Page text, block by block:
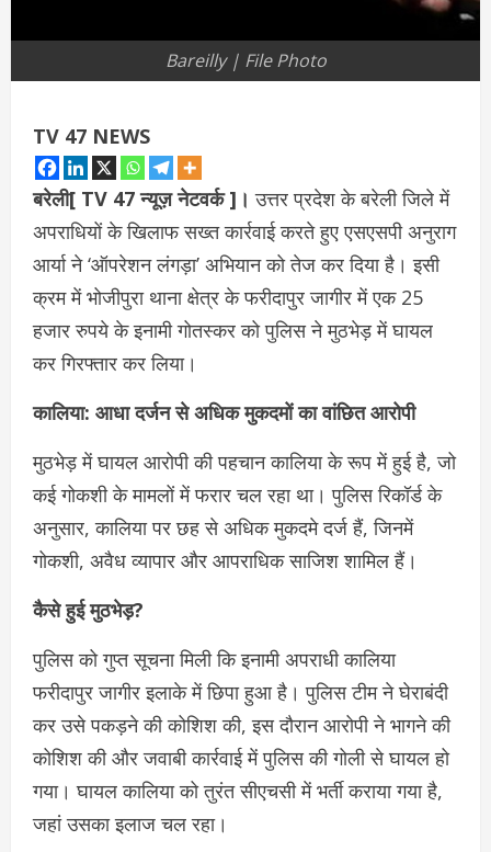
Bareilly | File Photo
TV 47 NEWS
बरेली[ TV 47 न्यूज़ नेटवर्क ]। उत्तर प्रदेश के बरेली जिले में
अपराधियों के खिलाफ सख्त कार्रवाई करते हुए एसएसपी अनुराग
आर्या ने ‘ऑपरेशन लंगड़ा’ अभियान को तेज कर दिया है। इसी
क्रम में भोजीपुरा थाना क्षेत्र के फरीदापुर जागीर में एक 25
हजार रुपये के इनामी गोतस्कर को पुलिस ने मुठभेड़ में घायल
कर गिरफ्तार कर लिया।
कालिया: आधा दर्जन से अधिक मुकदमों का वांछित आरोपी
मुठभेड़ में घायल आरोपी की पहचान कालिया के रूप में हुई है, जो
कई गोकशी के मामलों में फरार चल रहा था। पुलिस रिकॉर्ड के
अनुसार, कालिया पर छह से अधिक मुकदमे दर्ज हैं, जिनमें
गोकशी, अवैध व्यापार और आपराधिक साजिश शामिल हैं।
कैसे हुई मुठभेड़?
पुलिस को गुप्त सूचना मिली कि इनामी अपराधी कालिया
फरीदापुर जागीर इलाके में छिपा हुआ है। पुलिस टीम ने घेराबंदी
कर उसे पकड़ने की कोशिश की, इस दौरान आरोपी ने भागने की
कोशिश की और जवाबी कार्रवाई में पुलिस की गोली से घायल हो
गया। घायल कालिया को तुरंत सीएचसी में भर्ती कराया गया है,
जहां उसका इलाज चल रहा।